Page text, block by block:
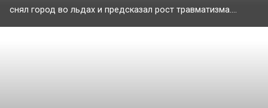
снял город во льдах и предсказал рост травматизма....